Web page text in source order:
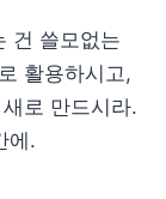
건 쓸모없는
활용하시고,
로 만드시라.
에.